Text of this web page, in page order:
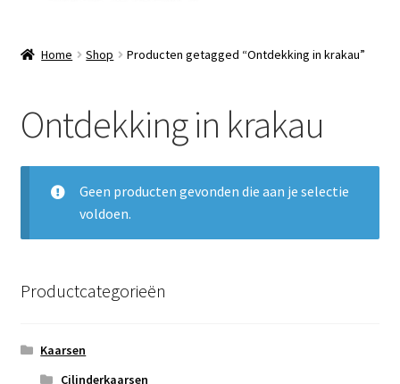
Assortiment
Account
Home Shop Producten getagged “Ontdekking in krakau”
Ontdekking in krakau
Geen producten gevonden die aan je selectie
voldoen.
Productcategorieën
Kaarsen
Cilinderkaarsen